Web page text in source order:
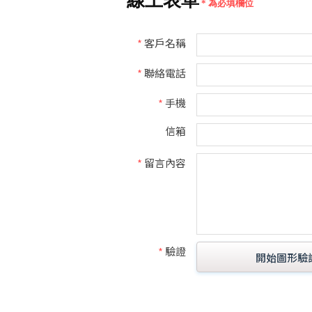
* 為必填欄位
*客戶名稱
*聯絡電話
*手機
信箱
* 留言內容
* 驗證 開始圖形驗